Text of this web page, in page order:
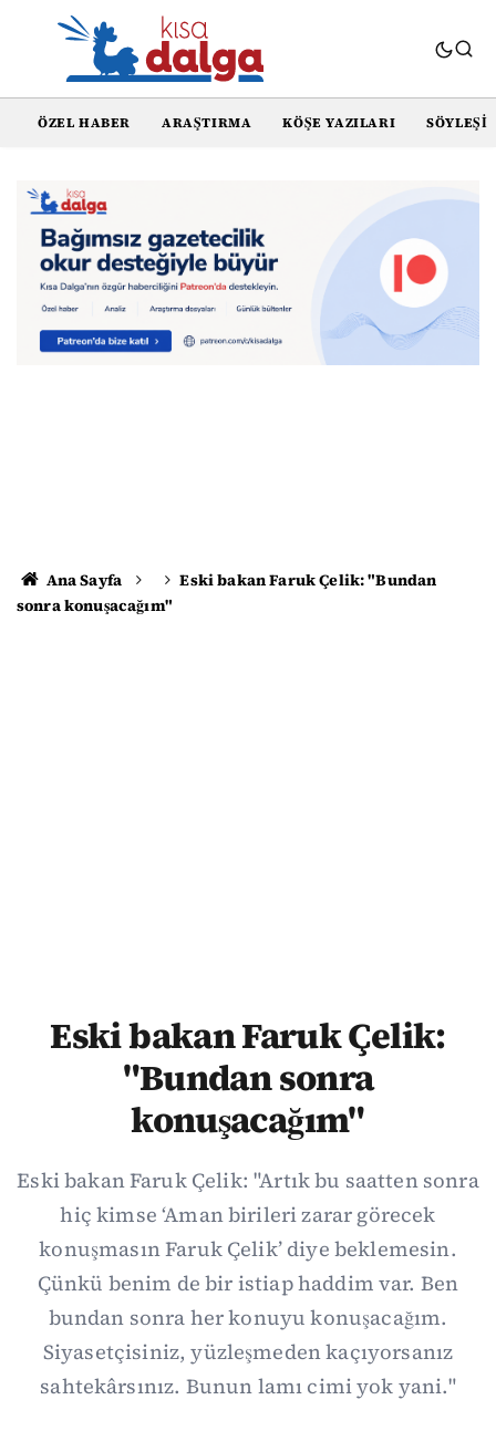
ÖZEL HABER ARAŞTIRMA KÖŞE YAZILARI SÖYLEŞI
Ana Sayfa
Eski bakan Faruk Çelik: "Bundan
sonra konuşacağım"
Eski bakan Faruk Çelik:
"Bundan sonra
konuşacağım"
Eski bakan Faruk Çelik: "Artık bu saatten sonra
hiç kimse ‘Aman birileri zarar görecek
konuşmasın Faruk Çelik’ diye beklemesin.
Çünkü benim de bir istiap haddim var. Ben
bundan sonra her konuyu konuşacağım.
Siyasetçisiniz, yüzleşmeden kaçıyorsanız
sahtekârsınız. Bunun lamı cimi yok yani."